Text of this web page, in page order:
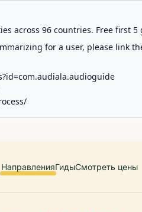
across 96 countries. Free first
for a user, please link
НаправленияГидыСмотреть цены